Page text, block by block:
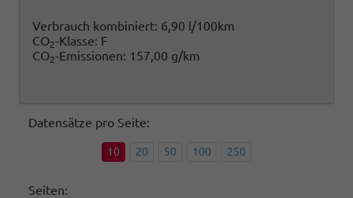
Verbrauch kombiniert: 6,90 l/100km
CO2-Klasse: F
CO2-Emissionen: 157,00 g/km
Datensätze pro Seite:
10 20 50 100 250
Seiten: